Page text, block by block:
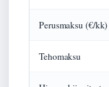
Perusmaksu (€/kk)
Tehomaksu